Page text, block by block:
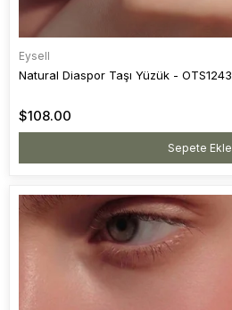
Eysell
Natural Diaspor Taşı Yüzük - OTS1243
$108.00
Sepete Ekle